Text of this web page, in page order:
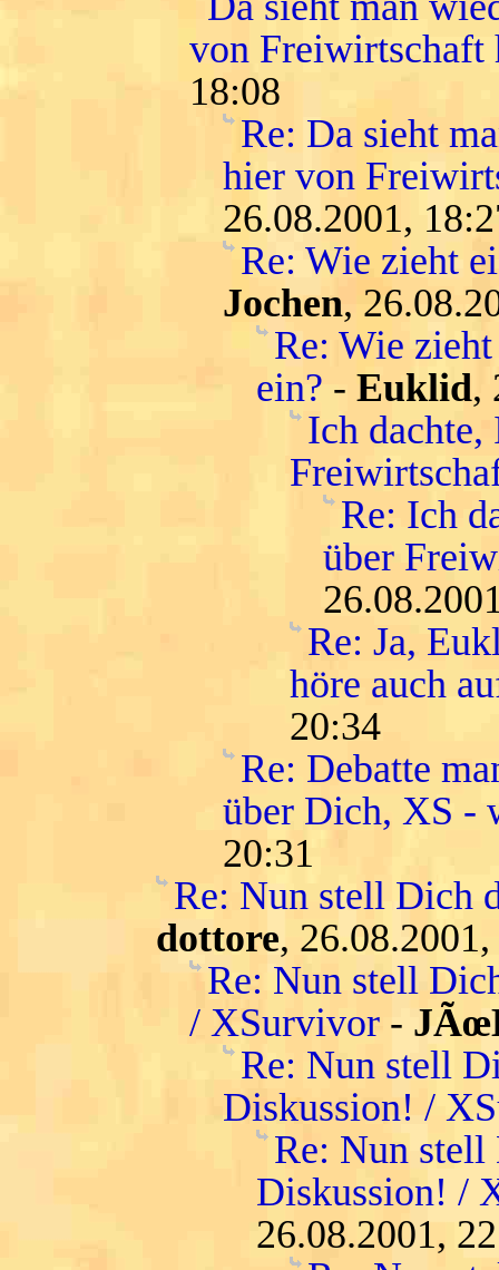
von Freiwirtschaft
18:08
Re: Da sieht
hier von
26.08.2001,
Re: Wie zieht
Jochen,
Re: Wie
ein? - Euklid,
Ich dachte,
Re: Ich
über
Re: Ja,
höre auch
20:34
Re: Debatte
über Dich, XS -
20:31
Re: Nun stell Dich
dottore,
Re: Nun stell
/ XSurvivor -
Re: Nun stell
Diskussion! /
Re: Nun
Diskussion! /
26.08.2001,